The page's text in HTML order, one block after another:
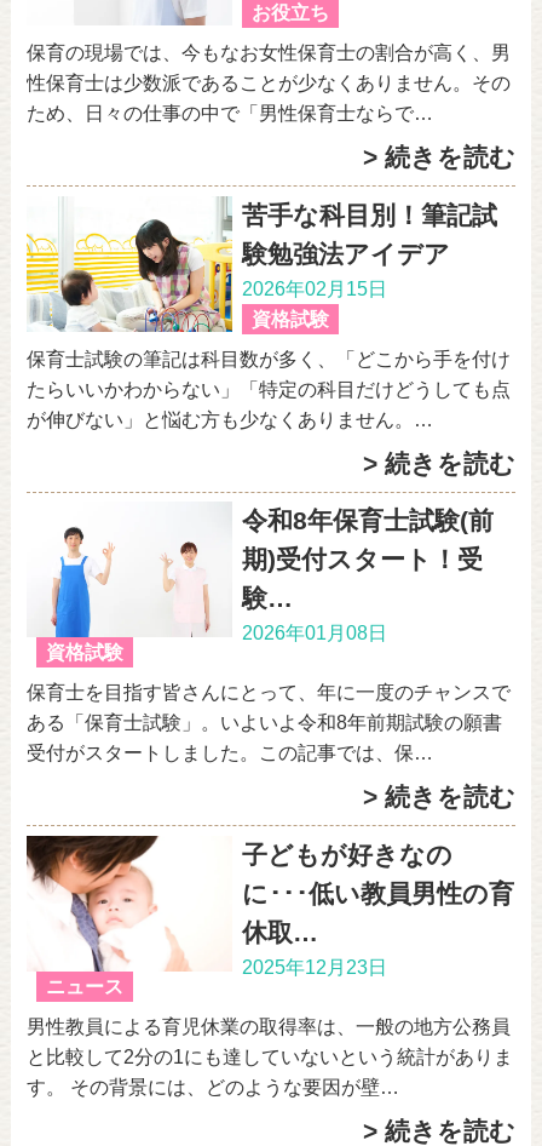
お役立ち
保育の現場では、今もなお女性保育士の割合が高く、男
性保育士は少数派であることが少なくありません。その
ため、日々の仕事の中で「男性保育士ならで…
> 続きを読む
苦手な科目別！筆記試
験勉強法アイデア
2026年02月15日
資格試験
保育士試験の筆記は科目数が多く、「どこから手を付け
たらいいかわからない」「特定の科目だけどうしても点
が伸びない」と悩む方も少なくありません。…
> 続きを読む
令和8年保育士試験(前
期)受付スタート！受
験…
2026年01月08日
資格試験
保育士を目指す皆さんにとって、年に一度のチャンスで
ある「保育士試験」。いよいよ令和8年前期試験の願書
受付がスタートしました。この記事では、保…
> 続きを読む
子どもが好きなの
に･･･低い教員男性の育
休取…
2025年12月23日
ニュース
男性教員による育児休業の取得率は、一般の地方公務員
と比較して2分の1にも達していないという統計がありま
す。 その背景には、どのような要因が壁…
> 続きを読む